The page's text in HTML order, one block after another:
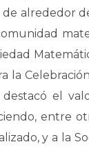
alrededor
la
destacó el
entre
y a la